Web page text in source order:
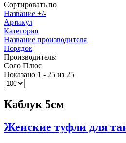
Сортировать по
Название +/-
Артикул
Категория
Название производителя
Порядок
Производитель:
Соло Плюс
Показано 1 - 25 из 25
Каблук 5см
Женские туфли для